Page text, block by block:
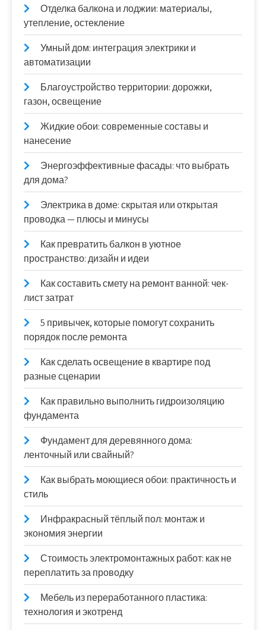
Отделка балкона и лоджии: материалы,
утепление, остекление
Умный дом: интеграция электрики и
автоматизации
Благоустройство территории: дорожки,
газон, освещение
Жидкие обои: современные составы и
нанесение
Энергоэффективные фасады: что выбрать
для дома?
Электрика в доме: скрытая или открытая
проводка — плюсы и минусы
Как превратить балкон в уютное
пространство: дизайн и идеи
Как составить смету на ремонт ванной: чек-
лист затрат
5 привычек, которые помогут сохранить
порядок после ремонта
Как сделать освещение в квартире под
разные сценарии
Как правильно выполнить гидроизоляцию
фундамента
Фундамент для деревянного дома:
ленточный или свайный?
Как выбрать моющиеся обои: практичность и
стиль
Инфракрасный тёплый пол: монтаж и
экономия энергии
Стоимость электромонтажных работ: как не
переплатить за проводку
Мебель из переработанного пластика:
технология и экотренд